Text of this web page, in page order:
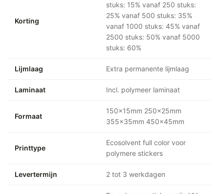
Korting
stuks: 15% vanaf 250 stuks:
25% vanaf 500 stuks: 35%
vanaf 1000 stuks: 45% vanaf
2500 stuks: 50% vanaf 5000
stuks: 60%
Lijmlaag Extra permanente lijmlaag
Laminaat Incl. polymeer laminaat
Formaat
150x15mm 250x25mm
355x35mm 450x45mm
Printtype
Ecosolvent full color voor
polymere stickers
Levertermijn 2 tot 3 werkdagen